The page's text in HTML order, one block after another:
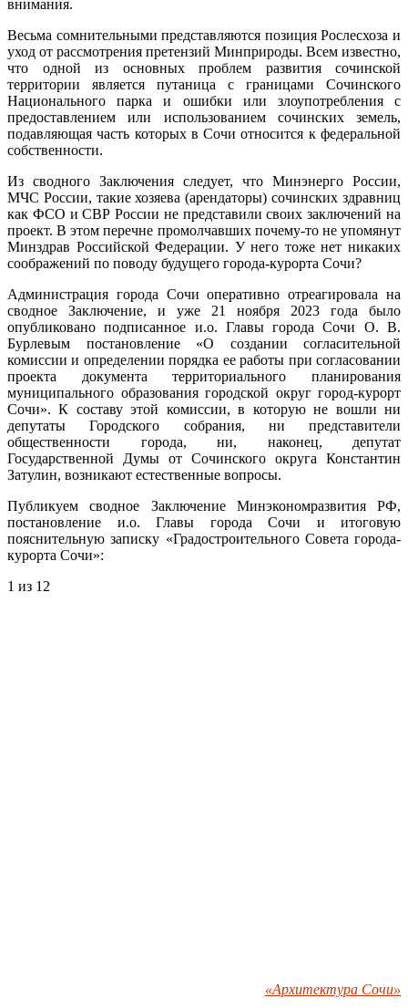
внимания.
Весьма сомнительными представляются позиция Рослесхоза и
уход от рассмотрения претензий Минприроды. Всем известно,
что одной из основных проблем развития сочинской
территории является путаница с границами Сочинского
Национального парка и ошибки или злоупотребления с
предоставлением или использованием сочинских земель,
подавляющая часть которых в Сочи относится к федеральной
собственности.
Из сводного Заключения следует, что Минэнерго России,
МЧС России, такие хозяева (арендаторы) сочинских здравниц
как ФСО и СВР России не представили своих заключений на
проект. В этом перечне промолчавших почему-то не упомянут
Минздрав Российской Федерации. У него тоже нет никаких
соображений по поводу будущего города-курорта Сочи?
Администрация города Сочи оперативно отреагировала на
сводное Заключение, и уже 21 ноября 2023 года было
опубликовано подписанное и.о. Главы города Сочи О. В.
Бурлевым постановление «О создании согласительной
комиссии и определении порядка ее работы при согласовании
проекта документа территориального планирования
муниципального образования городской округ город-курорт
Сочи». К составу этой комиссии, в которую не вошли ни
депутаты Городского собрания, ни представители
общественности города, ни, наконец, депутат
Государственной Думы от Сочинского округа Константин
Затулин, возникают естественные вопросы.
Публикуем сводное Заключение Минэкономразвития РФ,
постановление и.о. Главы города Сочи и итоговую
пояснительную записку «Градостроительного Совета города-
курорта Сочи»:
1 из 12
«Архитектура Сочи»